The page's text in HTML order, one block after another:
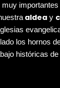
aldea y
los hornos
históricas